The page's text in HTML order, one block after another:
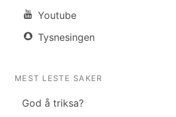
Youtube
Tysnesingen
MEST LESTE SAKER
God å triksa?